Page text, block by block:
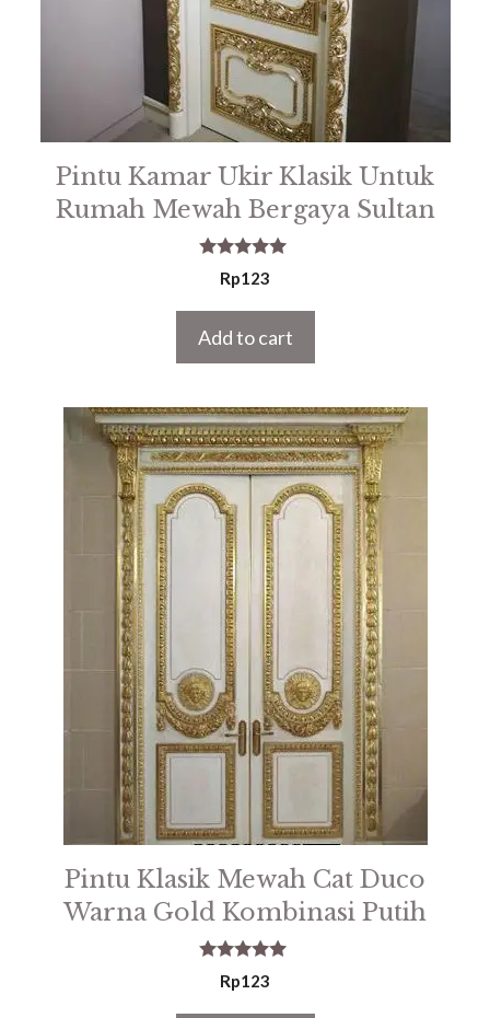
Pintu Kamar Ukir Klasik Untuk
Rumah Mewah Bergaya Sultan
5.00
out of 5
Rp123
Add to cart
Pintu Klasik Mewah Cat Duco
Warna Gold Kombinasi Putih
5.00
out of 5
Rp123